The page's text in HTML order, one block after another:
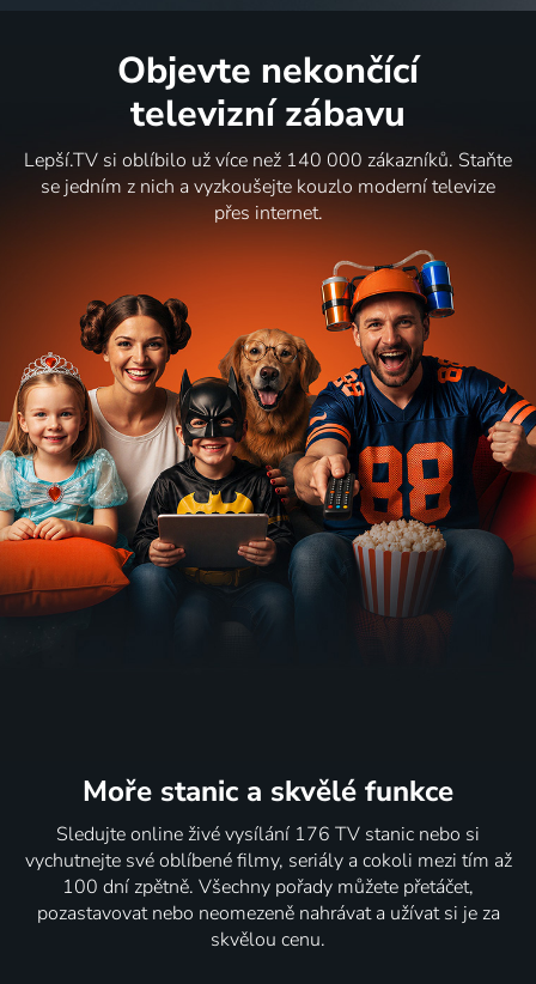
Objevte nekončící
televizní zábavu
Lepší.TV si oblíbilo už více než 140 000 zákazníků. Staňte
se jedním z nich a vyzkoušejte kouzlo moderní televize
přes internet.
Moře stanic a skvělé funkce
Sledujte online živé vysílání 176 TV stanic nebo si
vychutnejte své oblíbené filmy, seriály a cokoli mezi tím až
100 dní zpětně. Všechny pořady můžete přetáčet,
pozastavovat nebo neomezeně nahrávat a užívat si je za
skvělou cenu.